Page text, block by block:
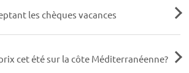
les chèques vacances
cet été sur la côte Méditerranéenne?